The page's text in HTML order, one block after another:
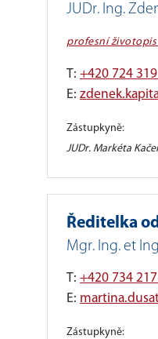
JUDr. Ing.
profesní životopis
T: +420 724 319
E:
Zástupkyně:
JUDr. Markéta
Ředitelka
Mgr. Ing. et
T: +420 734 217
E:
Zástupkyně: